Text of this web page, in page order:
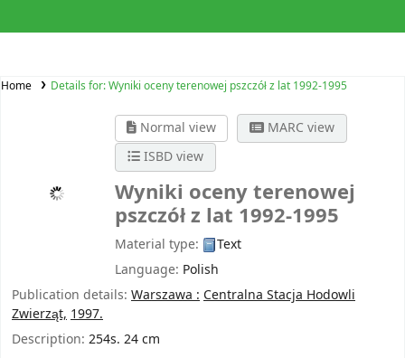
Home Details for:Wyniki oceny terenowej pszczół z lat 1992-1995
Normal view
MARC view
ISBD view
Wyniki oceny terenowej
pszczół z lat 1992-1995
Material type:
Text
Language: Polish
Publication details: Warszawa : Centralna Stacja Hodowli
Zwierząt, 1997.
Description: 254s. 24 cm